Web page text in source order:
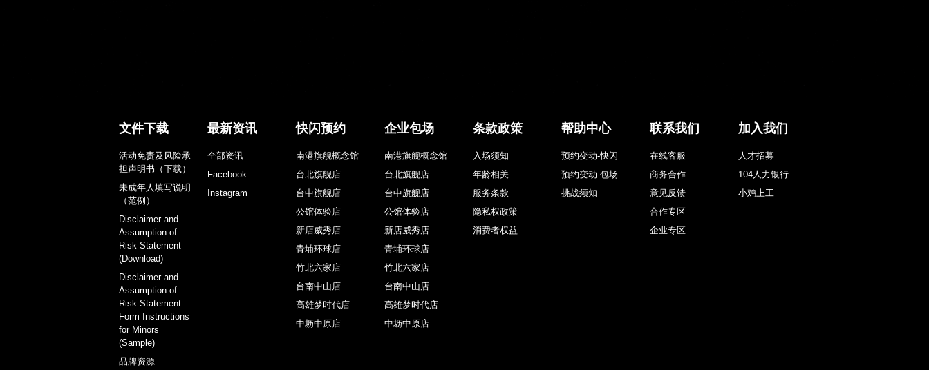
文件下载
活动免责及风险承
担声明书（下载）
未成年人填写说明
（范例）
Disclaimer and
Assumption of
Risk Statement
(Download)
Disclaimer and
Assumption of
Risk Statement
Form Instructions
for Minors
(Sample)
品牌资源
最新资讯
全部资讯
Facebook
Instagram
快闪预约
南港旗舰概念馆
台北旗舰店
台中旗舰店
公馆体验店
新店威秀店
青埔环球店
竹北六家店
台南中山店
高雄梦时代店
中坜中原店
企业包场
南港旗舰概念馆
台北旗舰店
台中旗舰店
公馆体验店
新店威秀店
青埔环球店
竹北六家店
台南中山店
高雄梦时代店
中坜中原店
条款政策
入场须知
年龄相关
服务条款
隐私权政策
消费者权益
帮助中心
预约变动-快闪
预约变动-包场
挑战须知
联系我们
在线客服
商务合作
意见反馈
合作专区
企业专区
加入我们
人才招募
104人力银行
小鸡上工